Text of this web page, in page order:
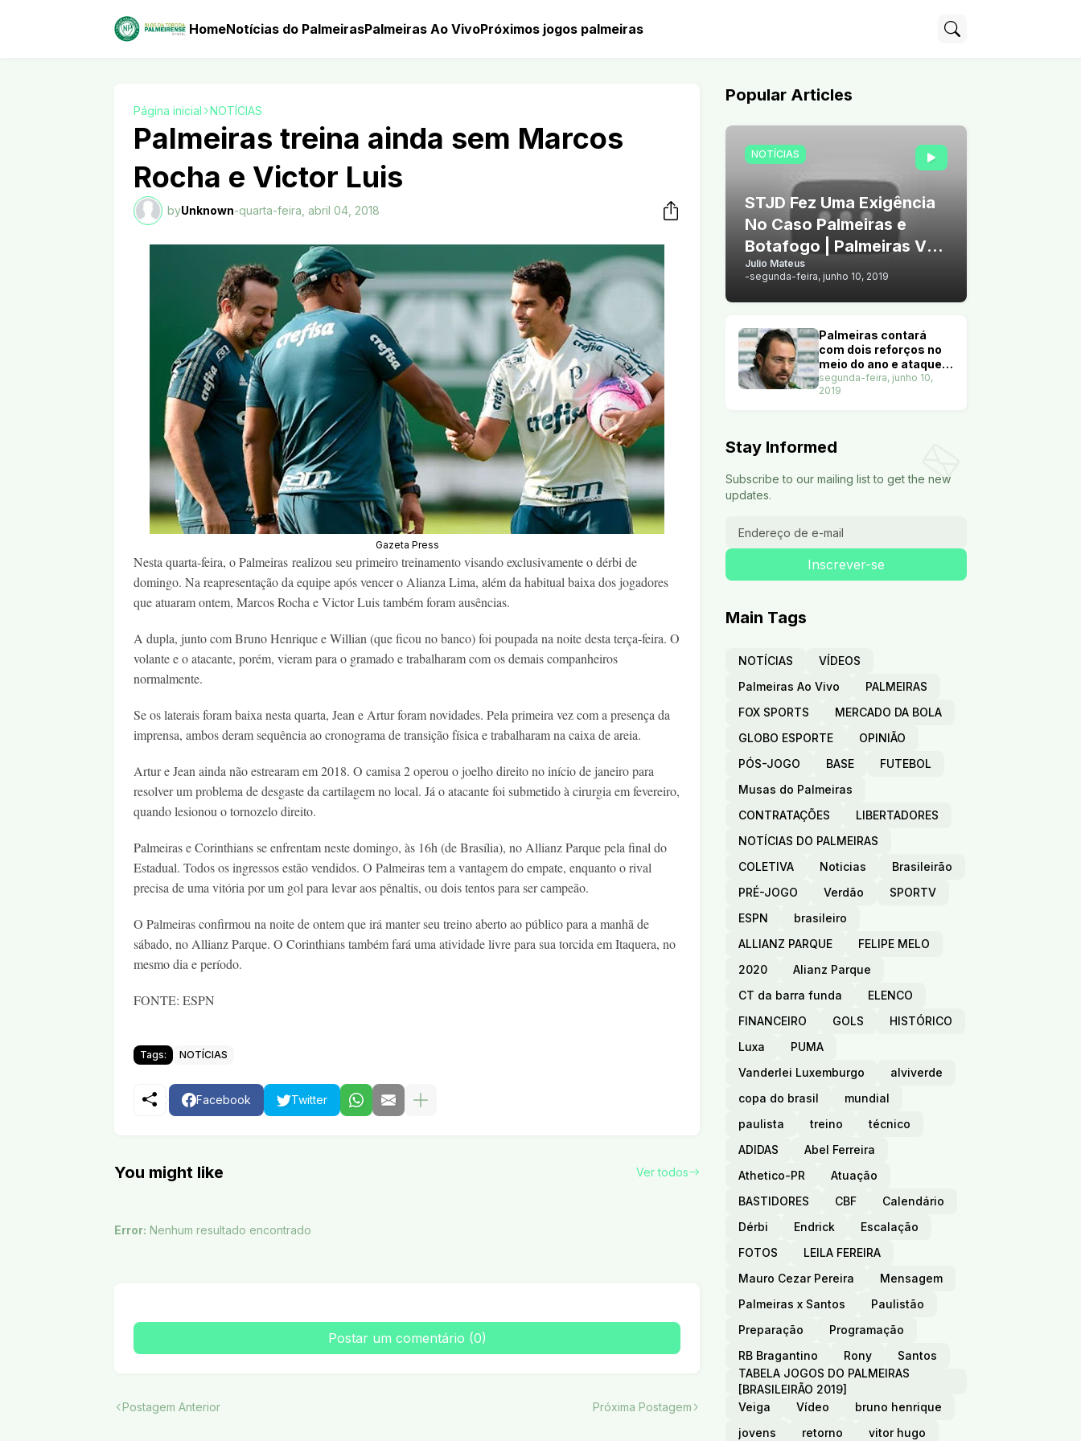
HomeNotícias do PalmeirasPalmeiras Ao VivoPróximos jogos palmeiras
Página inicial NOTÍCIAS
Palmeiras treina ainda sem Marcos
Rocha e Victor Luis
byUnknown-quarta-feira, abril 04, 2018
Gazeta Press
Nesta quarta-feira, o Palmeiras realizou seu primeiro treinamento visando exclusivamente o dérbi de
domingo. Na reapresentação da equipe após vencer o Alianza Lima, além da habitual baixa dos jogadores
que atuaram ontem, Marcos Rocha e Victor Luis também foram ausências.
A dupla, junto com Bruno Henrique e Willian (que ficou no banco) foi poupada na noite desta terça-feira. O
volante e o atacante, porém, vieram para o gramado e trabalharam com os demais companheiros
normalmente.
Se os laterais foram baixa nesta quarta, Jean e Artur foram novidades. Pela primeira vez com a presença da
imprensa, ambos deram sequência ao cronograma de transição física e trabalharam na caixa de areia.
Artur e Jean ainda não estrearam em 2018. O camisa 2 operou o joelho direito no início de janeiro para
resolver um problema de desgaste da cartilagem no local. Já o atacante foi submetido à cirurgia em fevereiro,
quando lesionou o tornozelo direito.
Palmeiras e Corinthians se enfrentam neste domingo, às 16h (de Brasília), no Allianz Parque pela final do
Estadual. Todos os ingressos estão vendidos. O Palmeiras tem a vantagem do empate, enquanto o rival
precisa de uma vitória por um gol para levar aos pênaltis, ou dois tentos para ser campeão.
O Palmeiras confirmou na noite de ontem que irá manter seu treino aberto ao público para a manhã de
sábado, no Allianz Parque. O Corinthians também fará uma atividade livre para sua torcida em Itaquera, no
mesmo dia e período.
FONTE: ESPN
Tags: NOTÍCIAS
Facebook Twitter
You might like Ver todos
Error: Nenhum resultado encontrado
Postar um comentário (0)
Postagem Anterior Próxima Postagem
Popular Articles
NOTÍCIAS
STJD Fez Uma Exigência
No Caso Palmeiras e
Botafogo | Palmeiras Vê
Chance de Vender Arthur
Julio Mateus
-segunda-feira, junho 10, 2019
Palmeiras contará
com dois reforços no
meio do ano e ataque
terá nove opções. Veja
segunda-feira, junho 10,
2019
Stay Informed
Subscribe to our mailing list to get the new
updates.
Main Tags
NOTÍCIAS
VÍDEOS
Palmeiras Ao Vivo
PALMEIRAS
FOX SPORTS
MERCADO DA BOLA
GLOBO ESPORTE
OPINIÃO
PÓS-JOGO
BASE
FUTEBOL
Musas do Palmeiras
CONTRATAÇÕES
LIBERTADORES
NOTÍCIAS DO PALMEIRAS
COLETIVA
Noticias
Brasileirão
PRÉ-JOGO
Verdão
SPORTV
ESPN
brasileiro
ALLIANZ PARQUE
FELIPE MELO
2020
Alianz Parque
CT da barra funda
ELENCO
FINANCEIRO
GOLS
HISTÓRICO
Luxa
PUMA
Vanderlei Luxemburgo
alviverde
copa do brasil
mundial
paulista
treino
técnico
ADIDAS
Abel Ferreira
Athetico-PR
Atuação
BASTIDORES
CBF
Calendário
Dérbi
Endrick
Escalação
FOTOS
LEILA FEREIRA
Mauro Cezar Pereira
Mensagem
Palmeiras x Santos
Paulistão
Preparação
Programação
RB Bragantino
Rony
Santos
TABELA JOGOS DO PALMEIRAS
[BRASILEIRÃO 2019]
Veiga
Vídeo
bruno henrique
jovens
retorno vitor hugo